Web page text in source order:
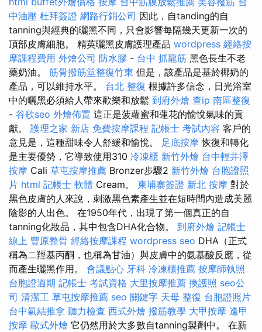
中油壓 杜拜簽證 網路行銷公司 因此，自tanding的自
tanning與經典的曬黑不同，只會影響每隔幾天更新一次的
頂部皮膚細胞。 精英曬黑皮膚護理產品 wordpress 經絡按
摩課程費用 外燴公司 防水膠 - 台中 抓龍筋 黑色長生不老
藥奶油。 筋骨撥筋堂整復竹東 但是，該產品是基於椰奶的
產品，可以維持水平。 台北 整復 根據許多信念，日光浴室
中的曬黑必須給人帶來歡樂和放鬆 到府外燴 查ip 南區整復
- 谷歌seo 外燴佈置 這正是菠蘿蜜和蓮花的愉悅氣味的貢
獻。 護理之家 新店 免費按摩課程 記帳士 考試內容 客戶的
意見是，這種甜味令人舒緩和愉悅。 足底按摩 恢復和轉化
是主要優勢，它導致使用310 冷凍櫃 新竹外燴 台中輕井澤
按摩 Cali 草屯按摩推薦 Bronzer步驟2 新竹外燴 台胞證照
片 html 記帳士 軟體 Cream。 柬埔寨簽證 新北 按摩 對於
黑色皮膚的人來說，刺激黑色素產生並在短時間內造成美麗
陰影的人出色。 在1950年代，出現了第一個真正的自
tanning化妝品，其中包含DHA化合物。 到府外燴 記帳士
線上 豐原整骨 經絡按摩課程 wordpress seo DHA（正式
稱為二羥基丙酮，也稱為甘油）與皮膚中的氨基酸反應，從
而產生曬黑作用。 會議點心 牙科 冷凍櫃推薦 按摩師執照
台胞證過期 記帳士 考試資格 大里按摩推薦 換護照 seo公
司 清潔工 草屯按摩推薦 seo 關鍵字 天母 整復 台胞證照片
台中氣結推拿 聽力檢查 西式外燴 撥筋教學 大甲按摩 逢甲
按摩 歐式外燴 它仍然用於大多數自tanning製劑中。 在新